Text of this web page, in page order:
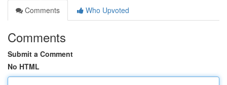
Comments
Who Upvoted
Comments
Submit a Comment
No HTML